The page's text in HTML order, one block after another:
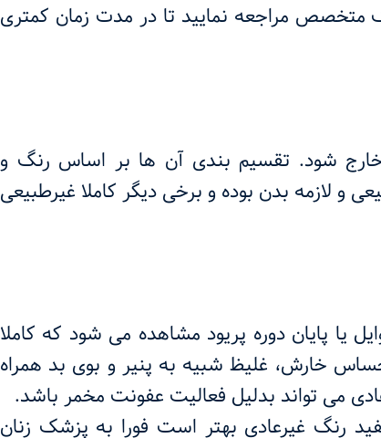
متخصص مراجعه نمایید تا در مدت زمان کمتری
خارج شود. تقسیم بندی آن ها بر اساس رنگ و
لازمه بدن بوده و برخی دیگر کاملا غیرطبیعی
یا پایان دوره پریود مشاهده می شود که کاملا
خارش، غلیظ شبیه به پنیر و بوی بد همراه
می تواند بدلیل فعالیت عفونت مخمر باشد.
رنگ غیرعادی بهتر است فورا به پزشک زنان